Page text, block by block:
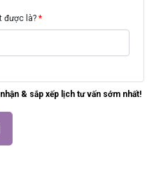
được là?
& sắp xếp lịch tư vấn sớm nhất!